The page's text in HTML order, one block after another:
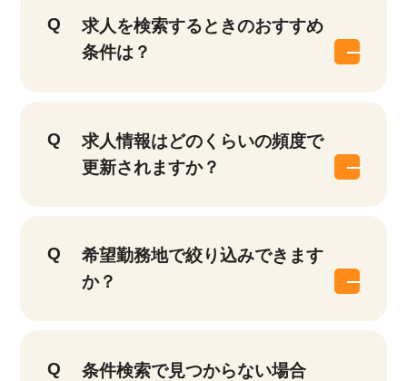
求人を検索するときのおすすめ
条件は？
求人情報はどのくらいの頻度で
更新されますか？
希望勤務地で絞り込みできます
か？
条件検索で見つからない場合
9,874 件
他の条件を選択